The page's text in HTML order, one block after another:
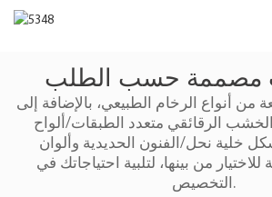
مصممة حسب الطلب
من أنواع الرخام الطبيعي، بالإضافة إلى
الرقائقي متعدد الطبقات/ألواح
خلية نحل/الفنون الحديدية وألوان
من بينها، لتلبية احتياجاتك في
التخصيص.